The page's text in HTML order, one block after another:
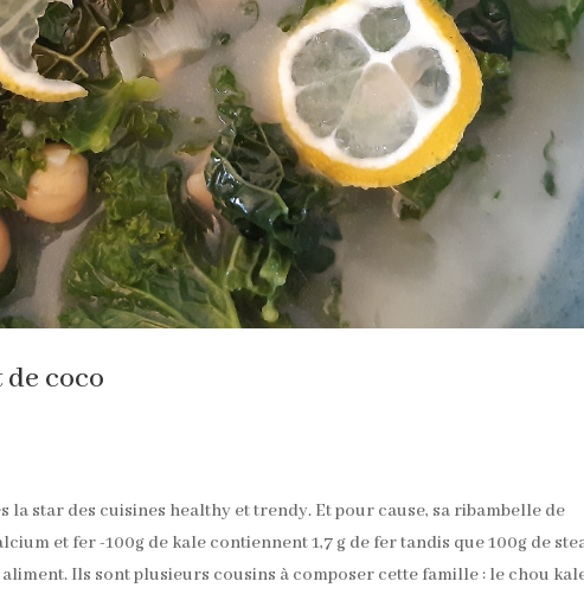
coco
la star des cuisines healthy et trendy. Et pour cause, sa ribambelle de
et fer -100g de kale contiennent 1,7 g de fer tandis que 100g de
Ils sont plusieurs cousins à composer cette famille : le chou